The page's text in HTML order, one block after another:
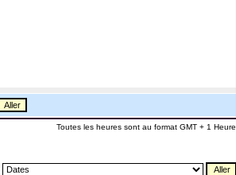
Toutes les heures sont au format GMT + 1 Heure